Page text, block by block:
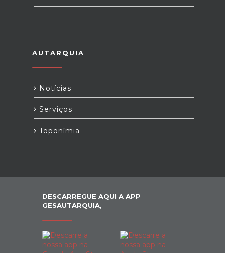
AUTARQUIA
Notícias
Serviços
Toponímia
DESCARREGUE AQUI A APP
GESAUTARQUIA,